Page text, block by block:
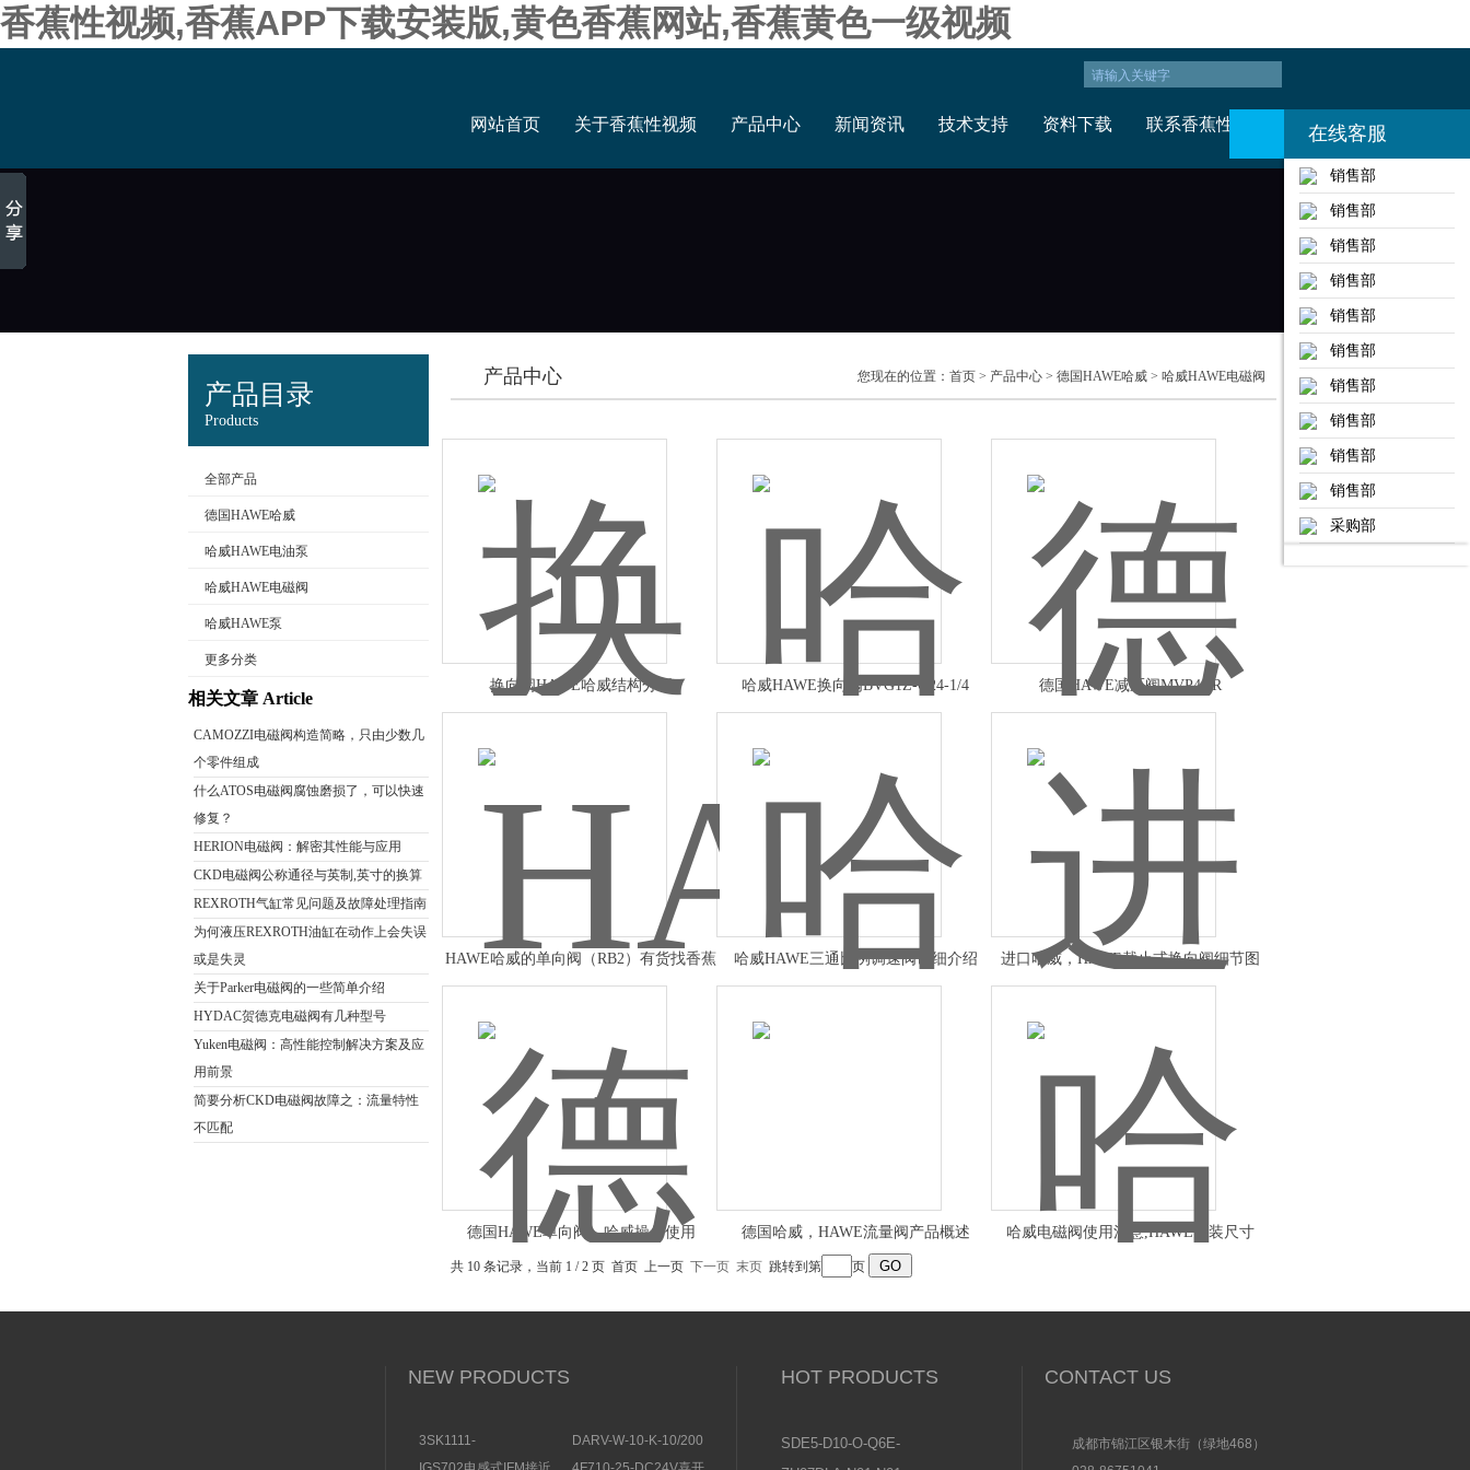
香蕉性视频,香蕉APP下载安装版,黄色香蕉网站,香蕉黄色一级视频
网站首页 关于香蕉性视频 产品中心 新闻资讯 技术支持 资料下载 联系香蕉性视频
产品目录
Products
全部产品
德国HAWE哈威
哈威HAWE电油泵
哈威HAWE电磁阀
哈威HAWE泵
更多分类
相关文章 Article
CAMOZZI电磁阀构造简略，只由少数几
个零件组成
什么ATOS电磁阀腐蚀磨损了，可以快速
修复？
HERION电磁阀：解密其性能与应用
CKD电磁阀公称通径与英制,英寸的换算
REXROTH气缸常见问题及故障处理指南
为何液压REXROTH油缸在动作上会失误
或是失灵
关于Parker电磁阀的一些简单介绍
HYDAC贺德克电磁阀有几种型号
Yuken电磁阀：高性能控制解决方案及应
用前景
简要分析CKD电磁阀故障之：流量特性
不匹配
产品中心 您现在的位置： 首页 > 产品中心 > 德国HAWE哈威 > 哈威HAWE电磁阀
换向阀HAWE哈威结构分析 哈威HAWE换向阀BVG1Z-G24-1/4 德国HAWE减压阀MVP4AR
HAWE哈威的单向阀（RB2）有货找香蕉
哈威HAWE三通比例调速阀详细介绍
进口哈威，HAWE截止式换向阀细节图
德国HAWE单向阀，哈威操作使用 德国哈威，HAWE流量阀产品概述 哈威电磁阀使用注意,HAWE安装尺寸
共 10 条记录，当前 1 / 2 页 首页 上一页 下一页 末页 跳转到第 页
NEW PRODUCTS
3SK1111-
DARV-W-10-K-10/200
HOT PRODUCTS
SDE5-D10-O-Q6E-
P-KFESTO费斯托压
CONTACT US
成都市锦江区银木街（绿地468）
在线客服
销售部
销售部
销售部
销售部
销售部
销售部
销售部
销售部
销售部
销售部
采购部